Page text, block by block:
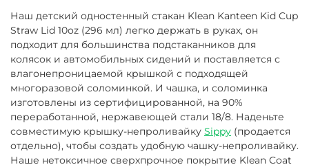
Наш детский одностенный стакан Klean Kanteen Kid Cup
Straw Lid 10oz (296 мл) легко держать в руках, он
подходит для большинства подстаканников для
колясок и автомобильных сидений и поставляется с
влагонепроницаемой крышкой с подходящей
многоразовой соломинкой. И чашка, и соломинка
изготовлены из сертифицированной, на 90%
переработанной, нержавеющей стали 18/8. Наденьте
совместимую крышку-непроливайку Sippy (продается
отдельно), чтобы создать удобную чашку-непроливайку.
Наше нетоксичное сверхпрочное покрытие Klean Coat